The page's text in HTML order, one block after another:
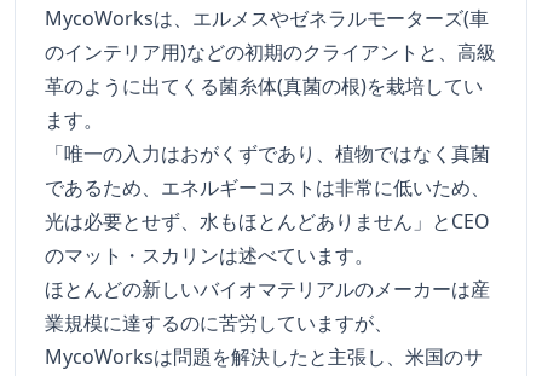
MycoWorksは、エルメスやゼネラルモーターズ(車
のインテリア用)などの初期のクライアントと、高級
革のように出てくる菌糸体(真菌の根)を栽培してい
ます。
「唯一の入力はおがくずであり、植物ではなく真菌
であるため、エネルギーコストは非常に低いため、
光は必要とせず、水もほとんどありません」とCEO
のマット・スカリンは述べています。
ほとんどの新しいバイオマテリアルのメーカーは産
業規模に達するのに苦労していますが、
MycoWorksは問題を解決したと主張し、米国のサ